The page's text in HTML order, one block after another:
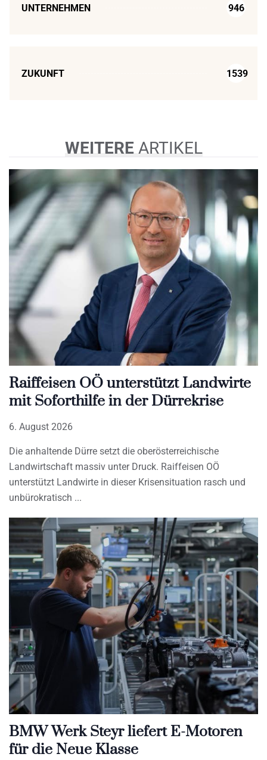
UNTERNEHMEN 946
ZUKUNFT 1539
WEITEREARTIKEL
Raiffeisen OÖ unterstützt Landwirte
mit Soforthilfe in der Dürrekrise
6. August 2026
Die anhaltende Dürre setzt die oberösterreichische
Landwirtschaft massiv unter Druck. Raiffeisen OÖ
unterstützt Landwirte in dieser Krisensituation rasch und
unbürokratisch
BMW Werk Steyr liefert E-Motoren
für die Neue Klasse